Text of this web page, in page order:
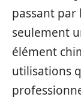
passant par
seulement
élément
utilisations